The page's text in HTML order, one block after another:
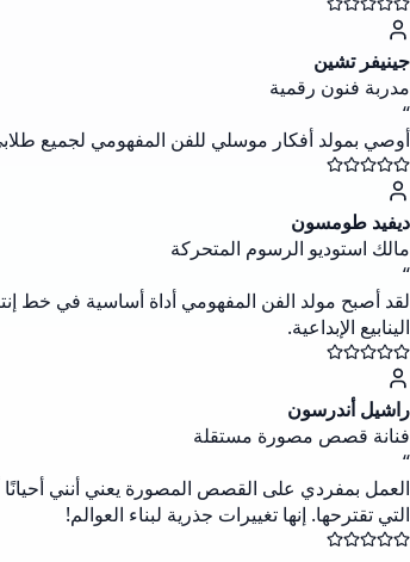
جينيفر تشين
مدربة فنون رقمية
“
أوصي بمولد أفكار موسلي للفن المفهومي لجميع
ديفيد طومسون
مالك استوديو الرسوم المتحركة
“
لقد أصبح مولد الفن المفهومي أداة أساسية في خط
الينابيع الإبداعية.
راشيل أندرسون
فنانة قصص مصورة مستقلة
“
العمل بمفردي على القصص المصورة يعني أنني
التي تقترحها. إنها تغييرات جذرية لبناء العوالم!